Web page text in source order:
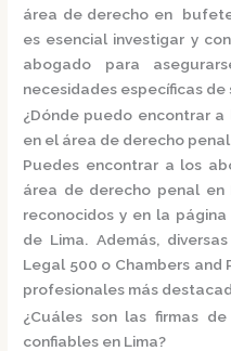
área de derecho en
es esencial investigar y
abogado para
necesidades específicas de
¿Dónde puedo encontrar
en el área de derecho penal
Puedes encontrar a los
área de derecho penal en
reconocidos y en la
de Lima. Además,
Legal 500 o Chambers and
profesionales más
¿Cuáles son las firmas
confiables en Lima?